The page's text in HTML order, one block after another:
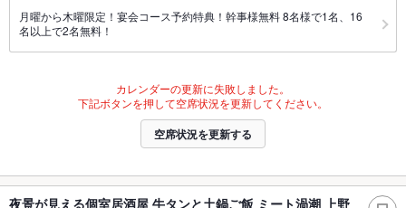
月曜から木曜限定！宴会コース予約特典！幹事様無料 8名様で1名、16
名以上で2名無料！
カレンダーの更新に失敗しました。
下記ボタンを押して空席状況を更新してください。
空席状況を更新する
夜景が見える個室居酒屋 牛タンと土鍋ご飯 ミート渦潮 上野